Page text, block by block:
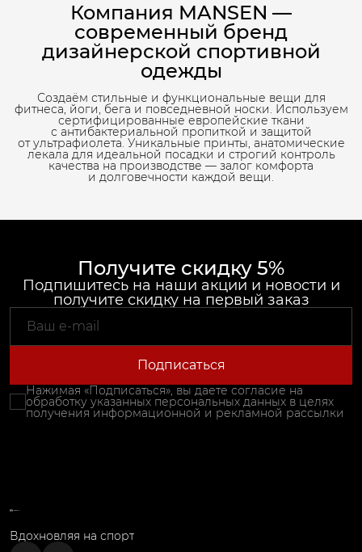
Компания MANSEN —
современный бренд
дизайнерской спортивной
одежды
Создаём стильные и функциональные вещи для
фитнеса, йоги, бега и повседневной носки. Используем
сертифицированные европейские ткани
с антибактериальной пропиткой и защитой
от ультрафиолета. Уникальные принты, анатомические
лекала для идеальной посадки и строгий контроль
качества на производстве — залог комфорта
и долговечности каждой вещи.
Получите скидку 5%
Подпишитесь на наши акции и новости и
получите скидку на первый заказ
Подписаться
Нажимая «Подписаться», вы даете согласие на
обработку указанных персональных данных в целях
получения информационной и рекламной рассылки
Вдохновляя на спорт